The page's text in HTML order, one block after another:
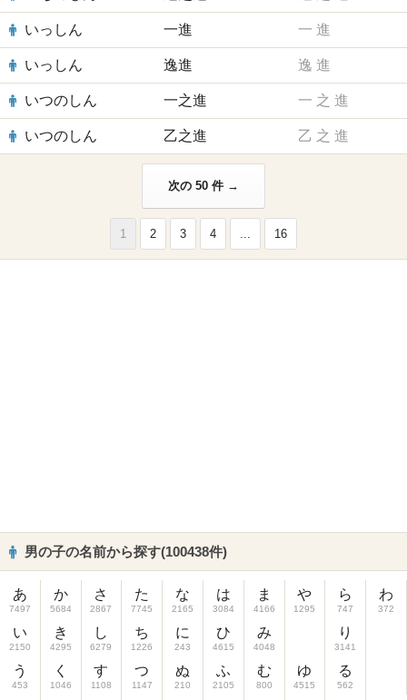
いっしん 一進 一 進
いっしん 逸進 逸 進
いつのしん 一之進 一 之 進
いつのしん 乙之進 乙 之 進
次の 50 件 →
1 2 3 4 ... 16
男の子の名前から探す(100438件)
あ
7497
い
2150
う
453
か
5684
き
4295
く
1046
さ
2867
し
6279
す
1108
た
7745
ち
1226
つ
1147
な
2165
に
243
ぬ
210
は
3084
ひ
4615
ふ
2105
ま
4166
み
4048
む
800
や
1295
ゆ
4515
ら
747
り
3141
る
562
わ
372